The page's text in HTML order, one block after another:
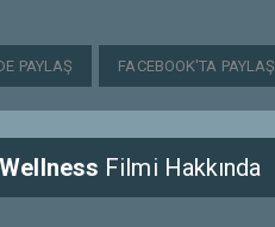
PAYLAŞ FACEBOOK'TA PAYLAŞ
Filmi Hakkında